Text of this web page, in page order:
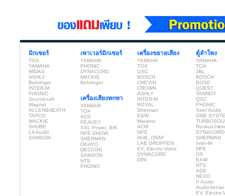
มิกเซอร์
TOA
YAMAHA
MIDAS
ASHLY
Behringer
INTER-M
PHONIC
Soundcraft
Magnet
ALLEN&HEATH
TAPCO
MACKIE
SHURE
LA Audio
SAMSON
เพาเวอร์มิกเซอร์
YAMAHA
PHONIC
DYNACORD
MACKIE
Behringer
เครื่องเสียงพกพา
YAMAHA
TOA
ADS
PEAVEY
XXL Power, BIK
NPE-SHOW
SHERMAN
OKAYO
DECCON
SAMSON
NTS
PHONIC
เครื่องขยายเสียง
YAMAHA
TOA
QSC
BOSCH
CHEVIN
CROWN
ASHLY
INTER-M
ROYAL
Sherman
E&W
Marantz
ACM
NPE
HUB, CRAF
LAB.GRUPPEN
EV, Electro-Voice
DYNACORD
DPA
ตู้ลำโพง
YAMAHA
TOA
JBL
BOSCH
BOSE
QUEST
TANNOY
QSC
PHONIC
Seer Audio
ONE
Renkus-
DYNACORD
SHERMAN
Inter-M
NPE
G9
EAW
NTS
ADS
NEXO
P Audio
AudioSense
EV, Electro-